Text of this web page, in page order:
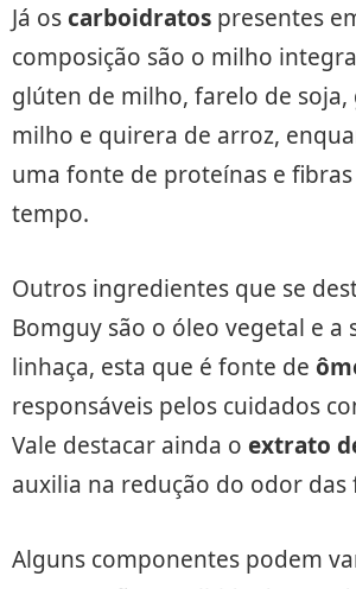
Já oscarboidratos presentes
composição são o milho
glúten de milho, farelo de soja,
milho e quirera de arroz,
uma fonte de proteínas e
tempo.
Outros ingredientes que se
Bomguy são o óleo vegetal e a
linhaça, esta que é fonte de
responsáveis pelos cuidados
Vale destacar ainda o extrato
auxilia na redução do odor das
Alguns componentes podem